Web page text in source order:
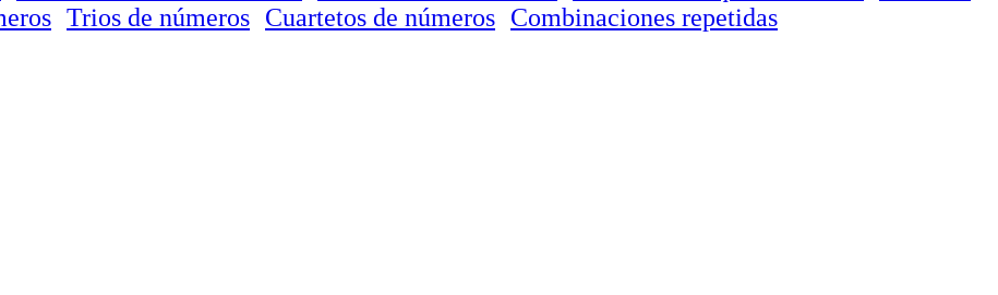
Trios de números Cuartetos de números Combinaciones repetidas